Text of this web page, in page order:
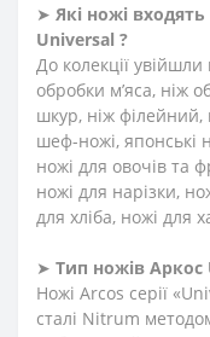
➤ Які ножі
Universal ?
До колекції
обробки м’яса, ніж
шкур, ніж філейний,
шеф-ножі, японські
ножі для овочів та
ножі для нарізки,
для хліба, ножі для
➤ Тип ножів Аркос
Ножі Arcos серії
сталі Nitrum